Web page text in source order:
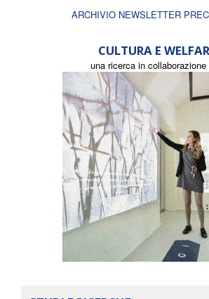
ARCHIVIO NEWSLETTER
CULTURA E
una ricerca in collaborazione